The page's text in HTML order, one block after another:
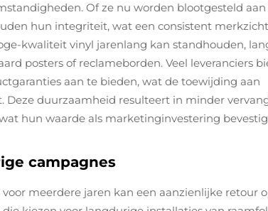
Of ze nu worden blootgesteld
hun integriteit, wat een consistent
kwaliteit vinyl jarenlang kan standhouden,
posters of reclameborden. Veel leveranciers
aan te bieden, wat de toewijding aan
duurzaamheid resulteert in minder
hun waarde als marketinginvestering
campagnes
meerdere jaren kan een aanzienlijke retour